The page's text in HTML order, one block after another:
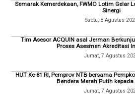
Semarak Kemerdekaan, FWMO Lotim Gelar
Sinergi
Sabtu, 8 Agustus
Tim Asesor ACQUIN asal Jerman
Proses Asesmen Akreditasi
Jumat, 7 Agustus
HUT Ke-81 RI, Pemprov NTB bersama
Bendera Merah Putih
Jumat, 7 Agustus